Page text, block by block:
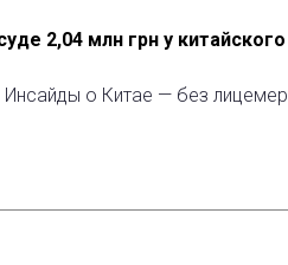
2,04 млн грн у
Инсайды о Китае — без